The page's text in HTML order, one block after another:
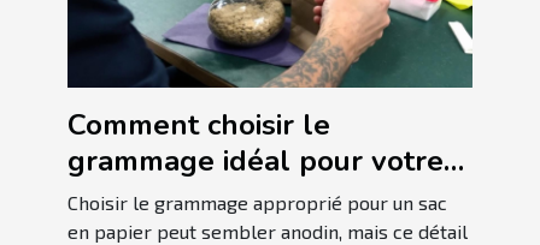
Comment choisir le
grammage idéal pour votre
sac en papier ?
Choisir le grammage approprié pour un sac
en papier peut sembler anodin, mais ce détail